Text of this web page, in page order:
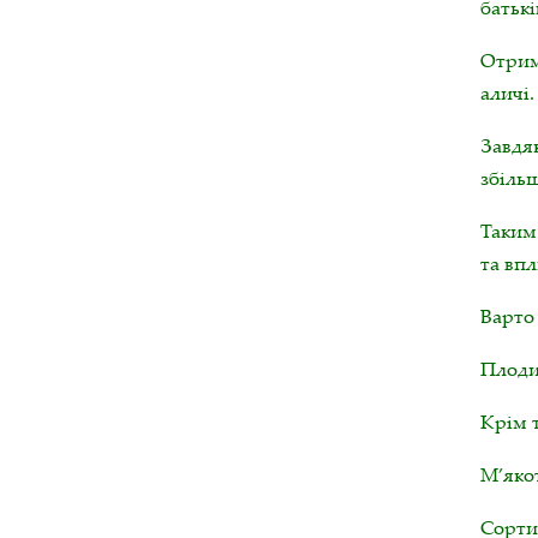
аличі.
та
Варто
Плоди
Крім
Сорти